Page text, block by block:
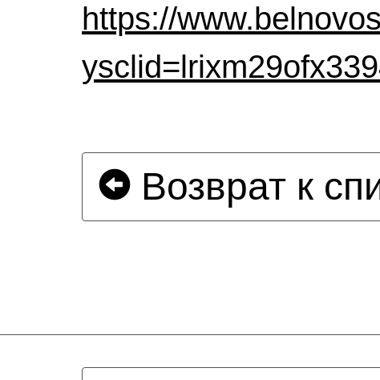
https://
Возврат к